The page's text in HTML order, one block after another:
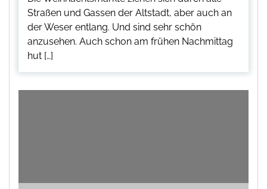
Straßen und Gassen der Altstadt, aber auch an
der Weser entlang. Und sind sehr schön
anzusehen. Auch schon am frühen Nachmittag
hut […]